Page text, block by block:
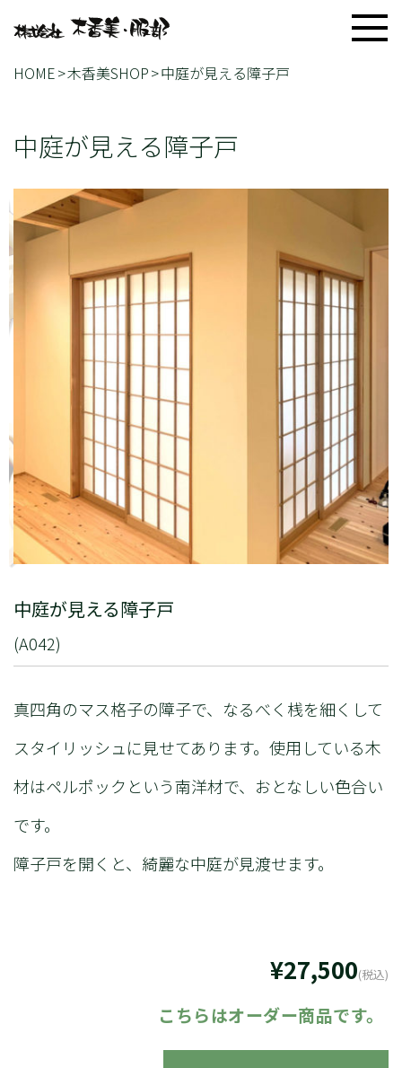
HOME 木香美SHOP 中庭が見える障子戸
中庭が見える障子戸
中庭が見える障子戸
(A042)
真四角のマス格子の障子で、なるべく桟を細くして
スタイリッシュに見せてあります。使用している木
材はペルポックという南洋材で、おとなしい色合い
です。
障子戸を開くと、綺麗な中庭が見渡せます。
¥27,500(税込)